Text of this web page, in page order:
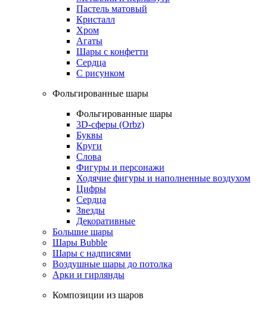
Пастель матовый
Кристалл
Хром
Агаты
Шары с конфетти
Сердца
С рисунком
Фольгированные шары
Фольгированные шары
3D-сферы (Orbz)
Буквы
Круги
Слова
Фигуры и персонажи
Ходячие фигуры и наполненные воздухом
Цифры
Сердца
Звезды
Декоративные
Большие шары
Шары Bubble
Шары с надписями
Воздушные шары до потолка
Арки и гирлянды
Композиции из шаров